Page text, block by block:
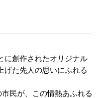
に創作されたオリジナル
げた先人の思いにふれる
民が、この情熱あふれる